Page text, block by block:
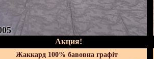
Акция!
Жаккард 100% бавовна графіт